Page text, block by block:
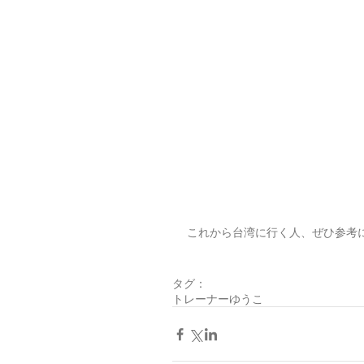
これから台湾に行く人、ぜひ参考
タグ：
トレーナーゆうこ